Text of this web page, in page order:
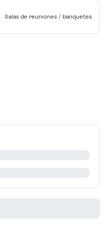
Salas de reuniones / banquetes